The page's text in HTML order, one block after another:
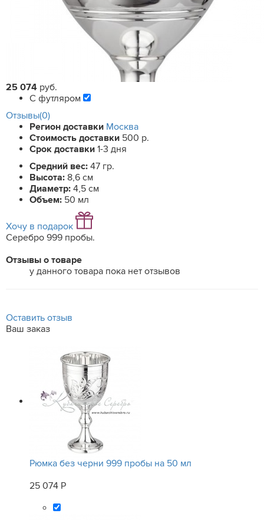
25 074 руб.
С футляром
Отзывы(0)
Регион доставки Москва
Стоимость доставки 500 р.
Срок доставки 1-3 дня
Средний вес: 47 гр.
Высота: 8,6 см
Диаметр: 4,5 см
Объем: 50 мл
Хочу в подарок
Серебро 999 пробы.
Отзывы о товаре
у данного товара пока нет отзывов
Оставить отзыв
Ваш заказ
Рюмка без черни 999 пробы на 50 мл
25 074 Р